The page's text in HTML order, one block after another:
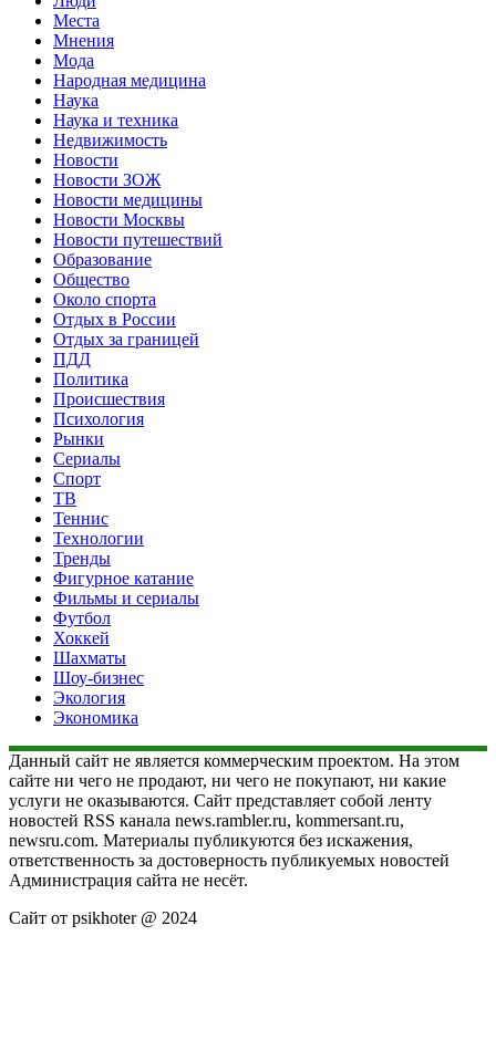
Места
Мнения
Мода
Народная медицина
Наука
Наука и техника
Недвижимость
Новости
Новости ЗОЖ
Новости медицины
Новости Москвы
Новости путешествий
Образование
Общество
Около спорта
Отдых в России
Отдых за границей
ПДД
Политика
Происшествия
Психология
Рынки
Сериалы
Спорт
ТВ
Теннис
Технологии
Тренды
Фигурное катание
Фильмы и сериалы
Футбол
Хоккей
Шахматы
Шоу-бизнес
Экология
Экономика
Данный сайт не является коммерческим проектом. На этом
сайте ни чего не продают, ни чего не покупают, ни какие
услуги не оказываются. Сайт представляет собой ленту
новостей RSS канала news.rambler.ru, kommersant.ru,
newsru.com. Материалы публикуются без искажения,
ответственность за достоверность публикуемых новостей
Администрация сайта не несёт.
Сайт от psikhoter @ 2024